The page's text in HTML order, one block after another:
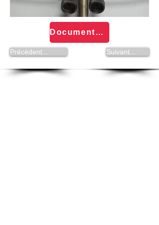
Documentation Outils Volta
Précédent... Suivant...